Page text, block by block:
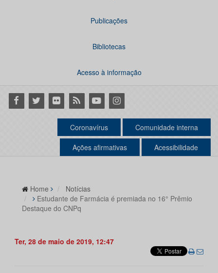
Publicações
Bibliotecas
Acesso à informação
Facebook
Twitter Flickr RSS YoutubeInstagram
Coronavírus Comunidade interna
Ações afirmativas Acessibilidade
Home
Notícias
Estudante de Farmácia é premiada no 16° Prêmio
Destaque do CNPq
Ter, 28 de maio de 2019, 12:47